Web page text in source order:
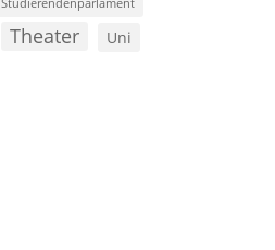
Theater Uni